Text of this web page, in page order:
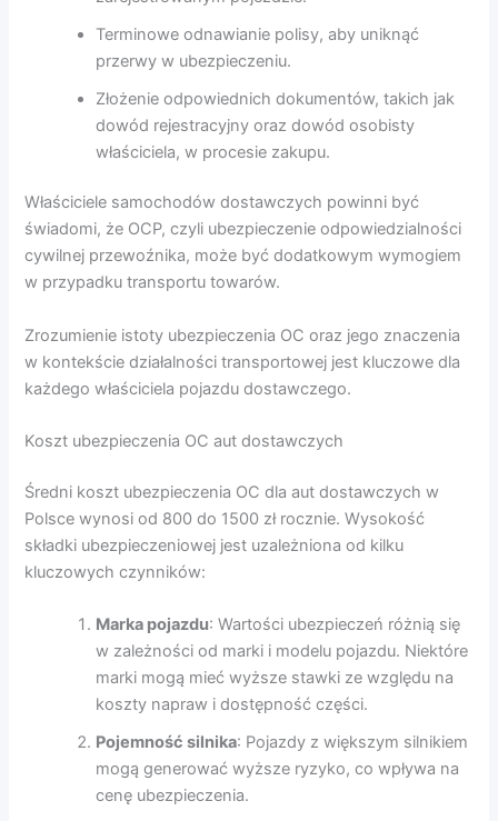
Terminowe odnawianie polisy, aby uniknąć
przerwy w ubezpieczeniu.
Złożenie odpowiednich dokumentów, takich jak
dowód rejestracyjny oraz dowód osobisty
właściciela, w procesie zakupu.
Właściciele samochodów dostawczych powinni być
świadomi, że OCP, czyli ubezpieczenie odpowiedzialności
cywilnej przewoźnika, może być dodatkowym wymogiem
w przypadku transportu towarów.
Zrozumienie istoty ubezpieczenia OC oraz jego znaczenia
w kontekście działalności transportowej jest kluczowe dla
każdego właściciela pojazdu dostawczego.
Koszt ubezpieczenia OC aut dostawczych
Średni koszt ubezpieczenia OC dla aut dostawczych w
Polsce wynosi od 800 do 1500 zł rocznie. Wysokość
składki ubezpieczeniowej jest uzależniona od kilku
kluczowych czynników:
Marka pojazdu: Wartości ubezpieczeń różnią się
w zależności od marki i modelu pojazdu. Niektóre
marki mogą mieć wyższe stawki ze względu na
koszty napraw i dostępność części.
Pojemność silnika: Pojazdy z większym silnikiem
mogą generować wyższe ryzyko, co wpływa na
cenę ubezpieczenia.